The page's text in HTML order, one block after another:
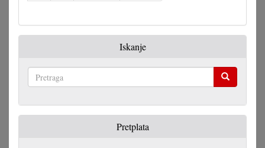
Iskanje
Pretplata